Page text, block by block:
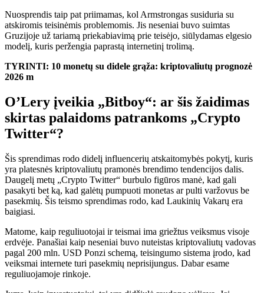
Nuosprendis taip pat priimamas, kol Armstrongas susiduria su
atskiromis teisinėmis problemomis. Jis neseniai buvo suimtas
Gruzijoje už tariamą priekabiavimą prie teisėjo, siūlydamas elgesio
modelį, kuris peržengia paprastą internetinį trolimą.
TYRINTI: 10 monetų su didele grąža: kriptovaliutų prognozė
2026 m
O’Lery įveikia „Bitboy“: ar šis žaidimas
skirtas palaidoms patrankoms „Crypto
Twitter“?
Šis sprendimas rodo didelį influencerių atskaitomybės pokytį, kuris
yra platesnės kriptovaliutų pramonės brendimo tendencijos dalis.
Daugelį metų „Crypto Twitter“ burbulo figūros manė, kad gali
pasakyti bet ką, kad galėtų pumpuoti monetas ar pulti varžovus be
pasekmių. Šis teismo sprendimas rodo, kad Laukinių Vakarų era
baigiasi.
Matome, kaip reguliuotojai ir teismai ima griežtus veiksmus visoje
erdvėje. Panašiai kaip neseniai buvo nuteistas kriptovaliutų vadovas
pagal 200 mln. USD Ponzi schemą, teisingumo sistema įrodo, kad
veiksmai internete turi pasekmių neprisijungus. Dabar esame
reguliuojamoje rinkoje.